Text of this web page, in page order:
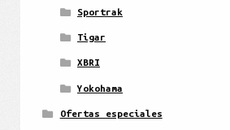
Sportrak
Tigar
XBRI
Yokohama
Ofertas especiales